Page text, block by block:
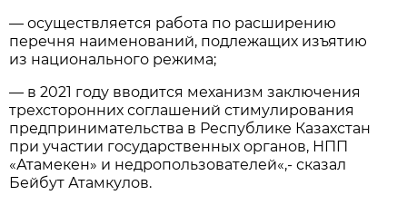
— осуществляется работа по расширению
перечня наименований, подлежащих изъятию
из национального режима;
— в 2021 году вводится механизм заключения
трехсторонних соглашений стимулирования
предпринимательства в Республике Казахстан
при участии государственных органов, НПП
«Атамекен» и недропользователей«,- сказал
Бейбут Атамкулов.